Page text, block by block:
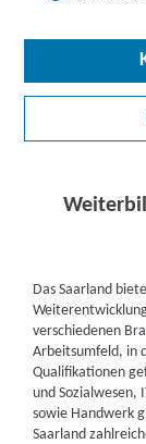
Das Saarland
verschiedenen
Arbeitsumfeld, in
Qualifikationen
und Sozialwesen,
sowie Handwerk
Saarland